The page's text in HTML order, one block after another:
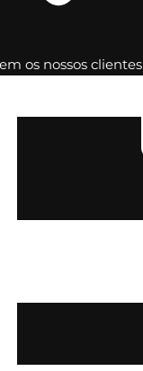
os nossos clientes